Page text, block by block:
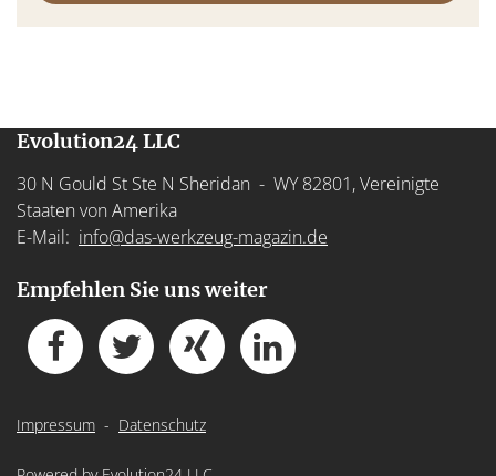
Evolution24 LLC
30 N Gould St Ste N Sheridan - WY 82801, Vereinigte
Staaten von Amerika
E-Mail: info@das-werkzeug-magazin.de
Empfehlen Sie uns weiter
Impressum - Datenschutz